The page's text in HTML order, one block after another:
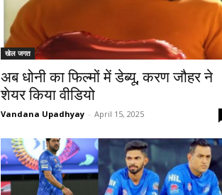
खेल जगत
अब धोनी का फिल्मों में डेब्यू, करण जौहर ने
शेयर किया वीडियो
Vandana Upadhyay - April 15, 2025